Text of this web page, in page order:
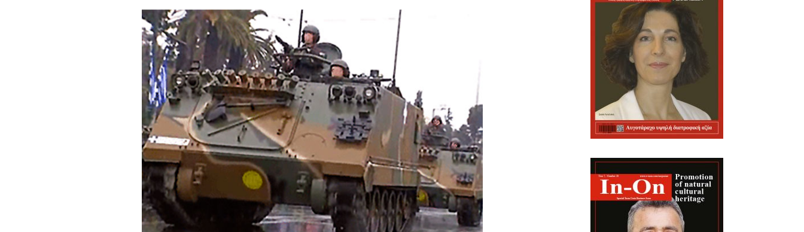
Συναλλάγματος &
Τραπεζογραμματίων 7-3-2019
Ημερήσιο Δελτίο Τιμών
Συναλλάγματος &
Τραπεζογραμματίων 4-3-2019
Κάθοδος αγροτών
Δικαιοσύνη